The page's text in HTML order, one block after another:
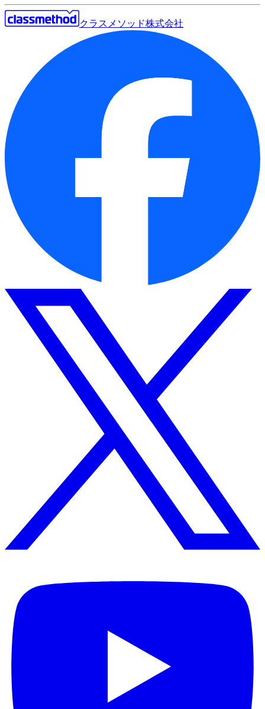
クラスメソッド株式会社